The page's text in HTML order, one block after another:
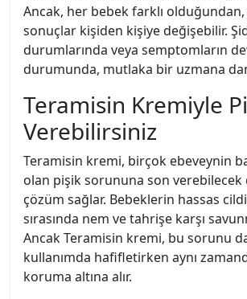
Ancak, her bebek farklı
sonuçlar kişiden kişiye değişebilir.
durumlarında veya semptomların
durumunda, mutlaka bir uzmana
Teramisin Kremiyle
Verebilirsiniz
Teramisin kremi, birçok ebeveynin
olan pişik sorununa son
çözüm sağlar. Bebeklerin hassas
sırasında nem ve tahrişe karşı
Ancak Teramisin kremi, bu sorunu
kullanımda hafifletirken aynı
koruma altına alır.